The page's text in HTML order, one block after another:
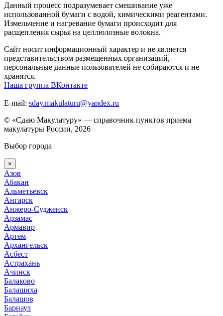
Данный процесс подразумевает смешивание уже
использованной бумаги с водой, химическими реагентами.
Измельчение и нагревание бумаги происходит для
расщепления сырья на целлюлозные волокна.
Сайт носит информационный характер и не является
представительством размещенных организаций,
персональные данные пользователей не собираются и не
хранятся.
Наша группа ВКонтакте
E-mail: sday.makulaturu@yandex.ru
© «Сдаю Макулатуру» — справочник пунктов приема
макулатуры России, 2026
Выбор города
×
Азов
Абакан
Альметьевск
Ангарск
Анжеро-Судженск
Арзамас
Армавир
Артем
Архангельск
Асбест
Астрахань
Ачинск
Балаково
Балашиха
Балашов
Барнаул